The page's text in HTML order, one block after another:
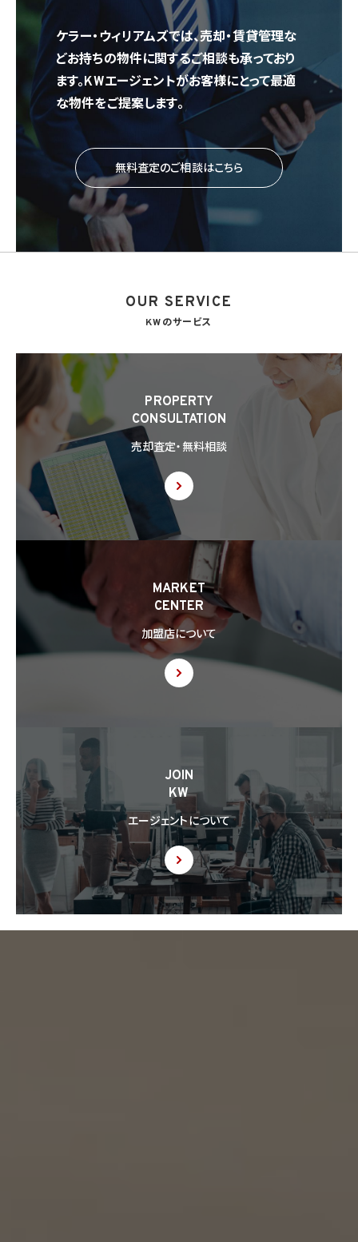
ケラー・ウィリアムズでは、売却・賃貸管理な
どお持ちの物件に関するご相談も承っており
ます。KWエージェントがお客様にとって最適
な物件をご提案します。
無料査定のご相談はこちら
OUR SERVICE
KWのサービス
PROPERTY
CONSULTATION
売却査定・無料相談
MARKET
CENTER
加盟店について
JOIN
KW
エージェントについて